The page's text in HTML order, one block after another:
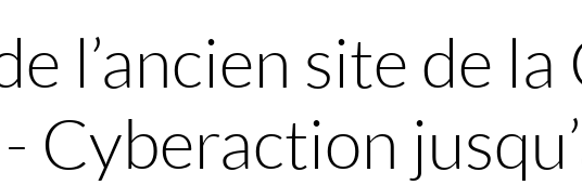
l’ancien site de la
Cyberaction